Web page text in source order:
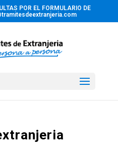
POR EL FORMULARIO DE